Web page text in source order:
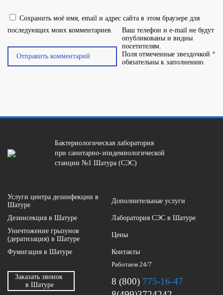
Ваш телефон и e-mail не будут
опубликованы и видны
посетителям.
Поля отмеченные звездочкой *
обязательны к заполнению.
Сохранить моё имя, email и адрес сайта в этом браузере для
последующих моих комментариев.
Бактериологическая лаборатория
при санитарно-эпидемиологической
станции №1 Шатура (СЭС)
Услуги центра дезинфекции в
Шатуре
Дополнительные услуги
Дезинсекция в Шатуре
Лаборатория СЭС в Шатуре
Уничтожение грызунов
(дератизация) в Шатуре
Цены
Фумигация в Шатуре Контакты
Заказать звонок
в Шатуре
Работаем 24/7
8 (800) 775-16-47